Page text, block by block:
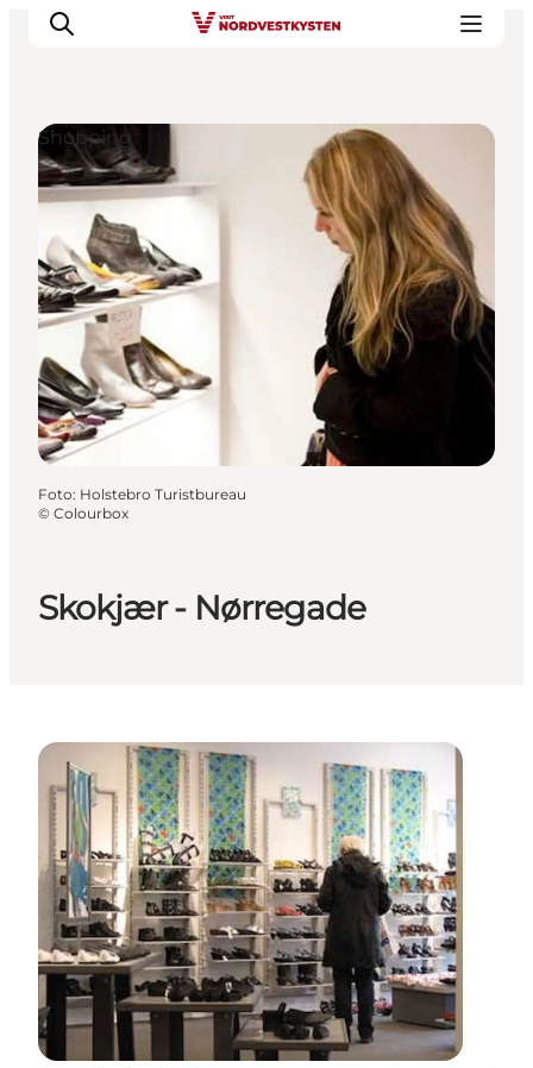
Feriesteder
Inspiration
Handicapvenlig ferie
Events
Overnatning
Planlæg din ferie
Skokjær - Nørregade
Shopping
Foto: Holstebro Turistbureau
© Colourbox